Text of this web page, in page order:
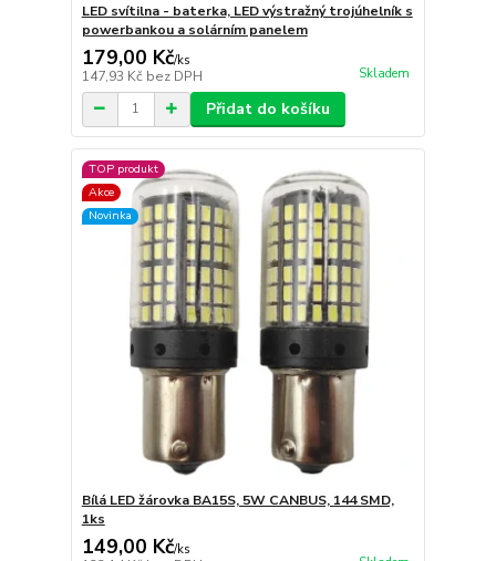
LED svítilna - baterka, LED výstražný trojúhelník s
powerbankou a solárním panelem
179,00 Kč/ks
147,93 Kč bez DPH Skladem
Přidat do košíku
TOP produkt
Akce
Novinka
Bílá LED žárovka BA15S, 5W CANBUS, 144 SMD,
1ks
149,00 Kč/ks